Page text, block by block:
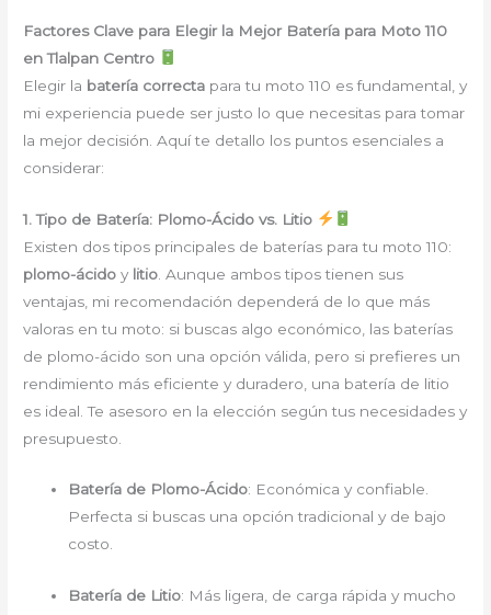
Factores Clave para Elegir la Mejor Batería para Moto 110
en Tlalpan Centro
Elegir la batería correcta para tu moto 110 es fundamental, y
mi experiencia puede ser justo lo que necesitas para tomar
la mejor decisión. Aquí te detallo los puntos esenciales a
considerar:
1. Tipo de Batería: Plomo-Ácido vs. Litio
Existen dos tipos principales de baterías para tu moto 110:
plomo-ácido y litio . Aunque ambos tipos tienen sus
ventajas, mi recomendación dependerá de lo que más
valoras en tu moto: si buscas algo económico, las baterías
de plomo-ácido son una opción válida, pero si prefieres un
rendimiento más eficiente y duradero, una batería de litio
es ideal. Te asesoro en la elección según tus necesidades y
presupuesto.
Batería de Plomo-Ácido: Económica y confiable.
Perfecta si buscas una opción tradicional y de bajo
costo.
Batería de Litio: Más ligera, de carga rápida y mucho